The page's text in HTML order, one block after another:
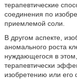
терапевтические
соединения по
приемлемой соли.
В другом аспекте,
аномального роста
нуждающегося в
терапевтически
изобретению или его